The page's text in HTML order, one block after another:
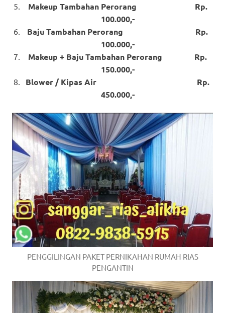
Makeup Tambahan Perorang Rp.
100.000,-
Baju Tambahan Perorang Rp.
100.000,-
Makeup + Baju Tambahan Perorang Rp.
150.000,-
Blower / Kipas Air Rp.
450.000,-
PENGGILINGAN PAKET PERNIKAHAN RUMAH RIAS
PENGANTIN